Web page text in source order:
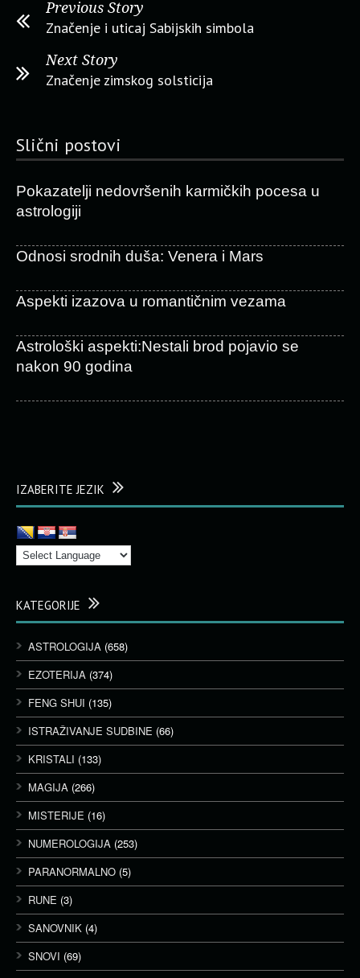
Previous Story
Značenje i uticaj Sabijskih simbola
Next Story
Značenje zimskog solsticija
Slični postovi
Pokazatelji nedovršenih karmičkih pocesa u
astrologiji
Odnosi srodnih duša: Venera i Mars
Aspekti izazova u romantičnim vezama
Astrološki aspekti:Nestali brod pojavio se
nakon 90 godina
IZABERITE JEZIK
KATEGORIJE
ASTROLOGIJA (658)
EZOTERIJA (374)
FENG SHUI (135)
ISTRAŽIVANJE SUDBINE (66)
KRISTALI (133)
MAGIJA (266)
MISTERIJE (16)
NUMEROLOGIJA (253)
PARANORMALNO (5)
RUNE (3)
SANOVNIK (4)
SNOVI (69)